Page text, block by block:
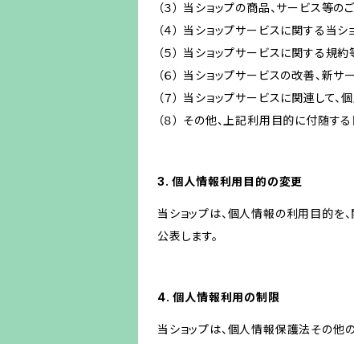
（３） 当ショップの商品、サービス等の
（４） 当ショップサービスに関する当
（５） 当ショップサービスに関する規
（６） 当ショップサービスの改善、新
（７） 当ショップサービスに関連して
（８） その他、上記利用目的に付随す
3. 個人情報利用目的の変更
当ショップは、個人情報の利用目的
公表します。
4. 個人情報利用の制限
当ショップは、個人情報保護法その